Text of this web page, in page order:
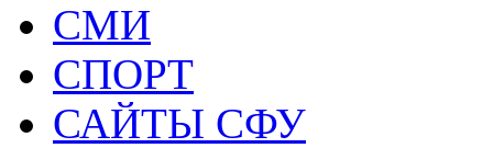
СМИ
СПОРТ
САЙТЫ СФУ